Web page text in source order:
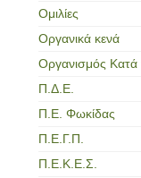
Ομιλίες
Οργανικά κενά
Οργανισμός
Π.Δ.Ε.
Π.Ε. Φωκίδας
Π.Ε.Γ.Π.
Π.Ε.Κ.Ε.Σ.